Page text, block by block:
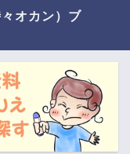
オカン）ブ